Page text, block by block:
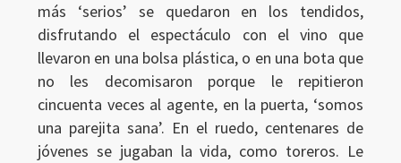
más ‘serios’ se quedaron en los tendidos,
disfrutando el espectáculo con el vino que
llevaron en una bolsa plástica, o en una bota que
no les decomisaron porque le repitieron
cincuenta veces al agente, en la puerta, ‘somos
una parejita sana’. En el ruedo, centenares de
jóvenes se jugaban la vida, como toreros. Le